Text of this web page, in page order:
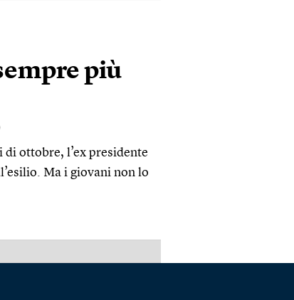
più
ottobre, l’ex presidente
Ma i giovani non lo